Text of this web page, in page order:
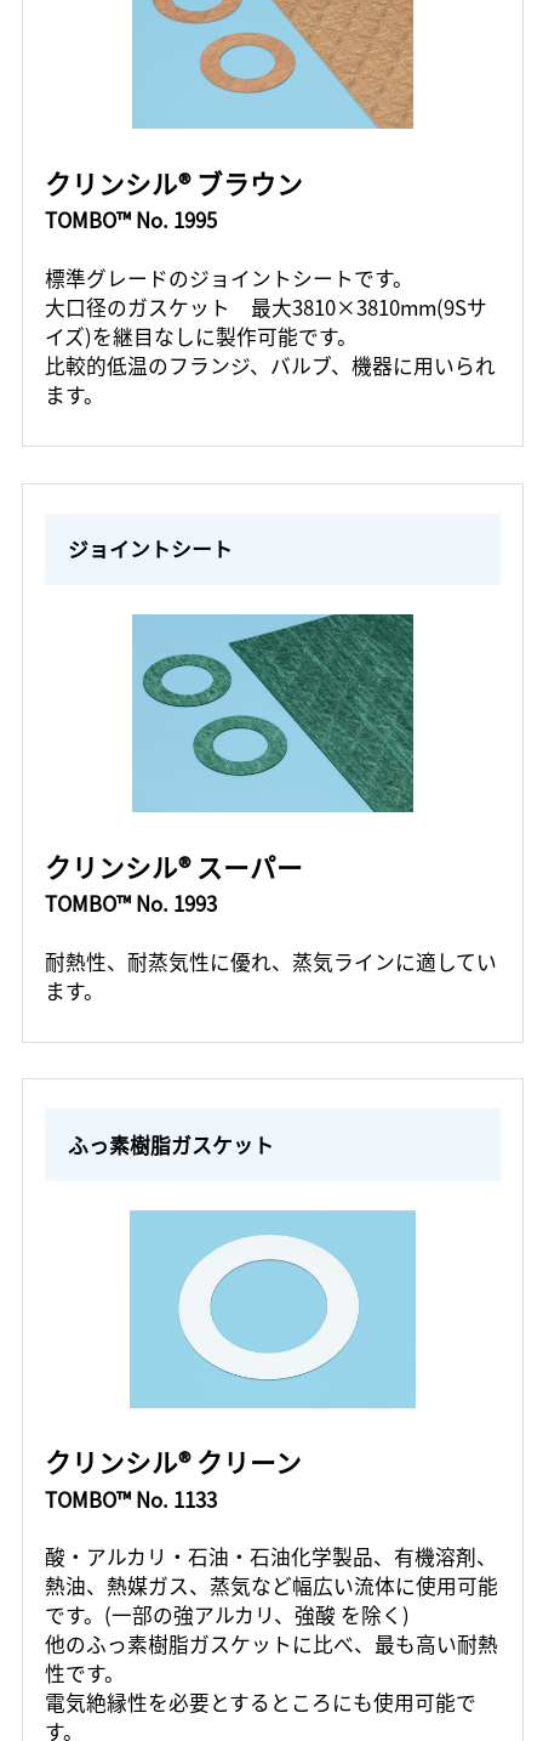
クリンシル® ブラウン
TOMBO™ No. 1995
標準グレードのジョイントシートです。
大口径のガスケット 最大3810×3810mm(9Sサ
イズ)を継目なしに製作可能です。
比較的低温のフランジ、バルブ、機器に用いられ
ます。
ジョイントシート
クリンシル® スーパー
TOMBO™ No. 1993
耐熱性、耐蒸気性に優れ、蒸気ラインに適してい
ます。
ふっ素樹脂ガスケット
クリンシル® クリーン
TOMBO™ No. 1133
酸・アルカリ・石油・石油化学製品、有機溶剤、
熱油、熱媒ガス、蒸気など幅広い流体に使用可能
です。(一部の強アルカリ、強酸 を除く)
他のふっ素樹脂ガスケットに比べ、最も高い耐熱
性です。
電気絶縁性を必要とするところにも使用可能で
す。